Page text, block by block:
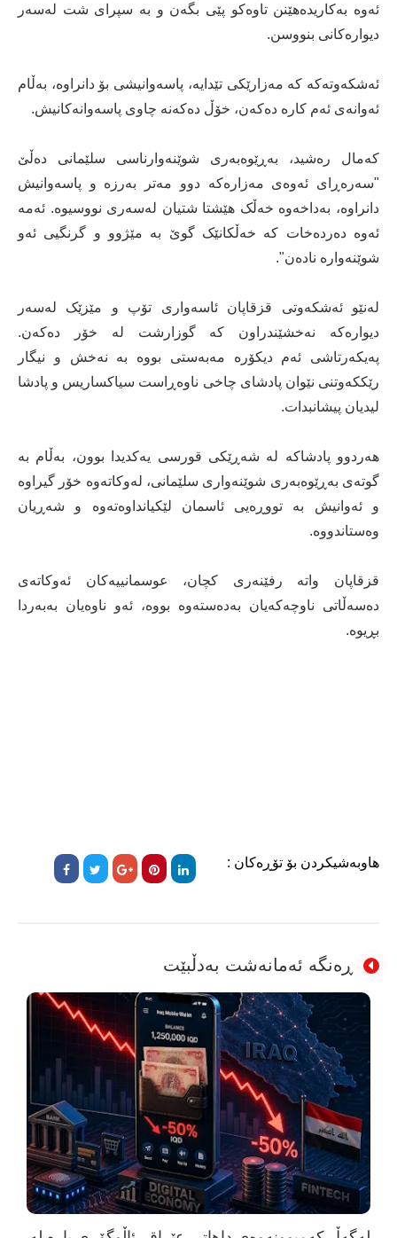
ئەوە بەکاریدەهێنن تاوەکو پێی بگەن و بە سپرای شت لەسەر
دیوارەکانی بنووسن.
ئەشکەوتەکە کە مەزارێکی تێدایە، پاسەوانیشی بۆ دانراوە، بەڵام
ئەوانەی ئەم کارە دەکەن، خۆڵ دەکەنە چاوی پاسەوانەکانیش.
کەمال رەشید، بەڕێوەبەری شوێنەوارناسی سلێمانی دەڵێ
"سەرەڕای ئەوەی مەزارەکە دوو مەتر بەرزە و پاسەوانیش
دانراوە، بەداخەوە خەڵک هێشتا شتیان لەسەری نووسیوە. ئەمە
ئەوە دەردەخات کە خەڵکانێک گوێ بە مێژوو و گرنگیی ئەو
شوێنەوارە نادەن".
لەنێو ئەشکەوتی قزقاپان ئاسەواری تۆپ و مێزێک لەسەر
دیوارەکە نەخشێندراون کە گوزارشت لە خۆر دەکەن.
پەیکەرتاشی ئەم دیکۆرە مەبەستی بووە بە نەخش و نیگار
رێککەوتنی نێوان پادشای چاخی ناوەڕاست سیاکساریس و پادشا
لیدیان پیشانبدات.
هەردوو پادشاکە لە شەڕێکی قورسی یەکدیدا بوون، بەڵام بە
گوتەی بەڕێوەبەری شوێنەواری سلێمانی، لەوکاتەوە خۆر گیراوە
و ئەوانیش بە تووڕەیی ئاسمان لێکیانداوەتەوە و شەڕیان
وەستاندووە.
قزقاپان واتە رفێنەری کچان، عوسمانییەکان ئەوکاتەی
دەسەڵاتی ناوچەکەیان بەدەستەوە بووە، ئەو ناوەیان بەبەردا
بڕیوە.
هاوبەشیکردن بۆ تۆڕەکان :
ڕەنگە ئەمانەشت بەدڵبێت